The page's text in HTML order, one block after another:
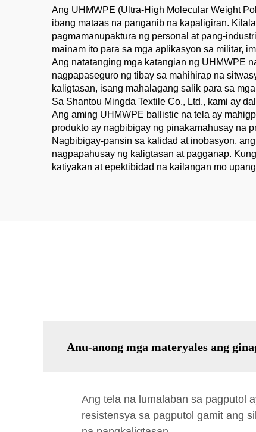
Ang UHMWPE (Ultra-High Molecular Weight
ibang mataas na panganib na kapaligiran.
pagmamanupaktura ng personal at pang-
mainam ito para sa mga aplikasyon sa militar,
Ang natatanging mga katangian ng UHMWPE
nagpapaseguro ng tibay sa mahihirap na
kaligtasan, isang mahalagang salik para sa
Sa Shantou Mingda Textile Co., Ltd., kami ay
Ang aming UHMWPE ballistic na tela ay
produkto ay nagbibigay ng pinakamahusay na
Nagbibigay-pansin sa kalidad at inobasyon,
nagpapahusay ng kaligtasan at pagganap.
katiyakan at epektibidad na kailangan mo
Anu-anong mga materyales ang
Ang tela na lumalaban sa pagputol
resistensya sa pagputol gamit ang